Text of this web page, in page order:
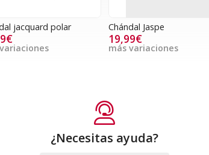
jacquard polar Chándal Jaspe
19,99€
más variaciones
¿Necesitas ayuda?